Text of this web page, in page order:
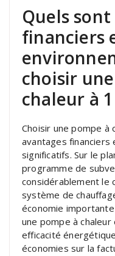
Quels
financiers
choisir
chaleur à
Choisir une pompe à
avantages
significatifs. Sur le
programme de
considérablement le
système de
économie
une pompe à
efficacité
économies sur la